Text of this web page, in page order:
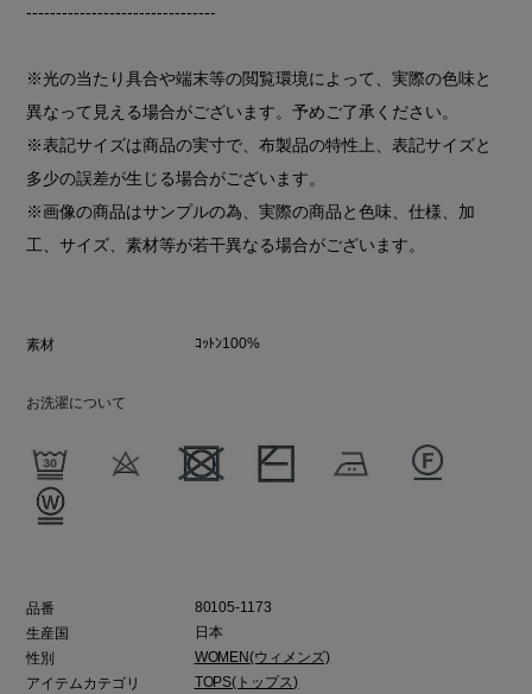
--------------------------------
※光の当たり具合や端末等の閲覧環境によって、実際の色味と
異なって見える場合がございます。予めご了承ください。
※表記サイズは商品の実寸で、布製品の特性上、表記サイズと
多少の誤差が生じる場合がございます。
※画像の商品はサンプルの為、実際の商品と色味、仕様、加
工、サイズ、素材等が若干異なる場合がございます。
素材 ｺｯﾄﾝ100%
お洗濯について
品番
80105-1173
生産国
日本
性別
WOMEN(ウィメンズ)
アイテムカテゴリ
TOPS(トップス)